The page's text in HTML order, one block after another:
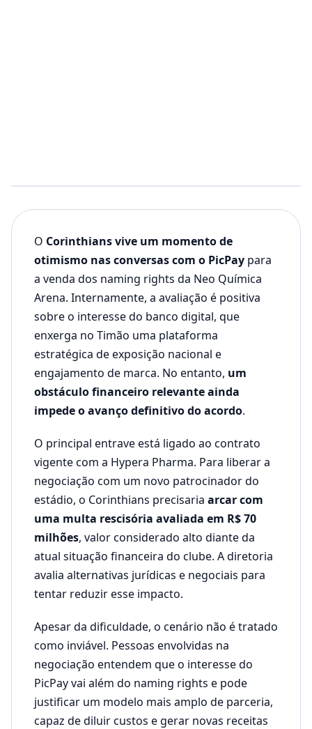
O Corinthians vive um momento de
otimismo nas conversas com o PicPay para
a venda dos naming rights da Neo Química
Arena. Internamente, a avaliação é positiva
sobre o interesse do banco digital, que
enxerga no Timão uma plataforma
estratégica de exposição nacional e
engajamento de marca. No entanto, um
obstáculo financeiro relevante ainda
impede o avanço definitivo do acordo.
O principal entrave está ligado ao contrato
vigente com a Hypera Pharma. Para liberar a
negociação com um novo patrocinador do
estádio, o Corinthians precisaria arcar com
uma multa rescisória avaliada em R$ 70
milhões, valor considerado alto diante da
atual situação financeira do clube. A diretoria
avalia alternativas jurídicas e negociais para
tentar reduzir esse impacto.
Apesar da dificuldade, o cenário não é tratado
como inviável. Pessoas envolvidas na
negociação entendem que o interesse do
PicPay vai além do naming rights e pode
justificar um modelo mais amplo de parceria,
capaz de diluir custos e gerar novas receitas